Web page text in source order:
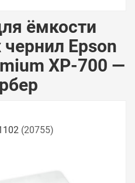
ёмкости
Epson
XP-700 —
(20755)